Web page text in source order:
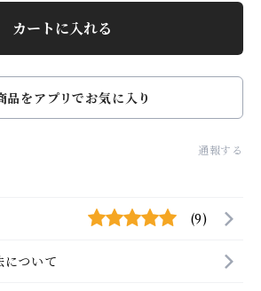
カートに入れる
品をアプリでお気に入り
通報する
(9)
について